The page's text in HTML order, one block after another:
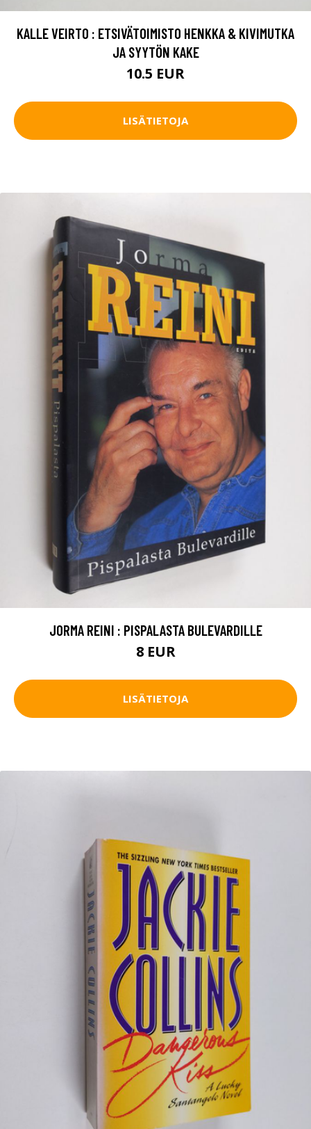
KALLE VEIRTO : ETSIVÄTOIMISTO HENKKA & KIVIMUTKA
JA SYYTÖN KAKE
10.5 EUR
LISÄTIETOJA
JORMA REINI : PISPALASTA BULEVARDILLE
8 EUR
LISÄTIETOJA